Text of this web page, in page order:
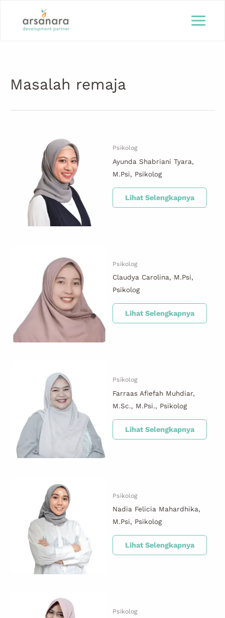
konten
Masalah remaja
Psikolog
Ayunda Shabriani Tyara,
M.Psi, Psikolog
Lihat Selengkapnya
Psikolog
Claudya Carolina, M.Psi,
Psikolog
Lihat Selengkapnya
Psikolog
Farraas Afiefah Muhdiar,
M.Sc., M.Psi., Psikolog
Lihat Selengkapnya
Psikolog
Nadia Felicia Mahardhika,
M.Psi, Psikolog
Lihat Selengkapnya
Psikolog